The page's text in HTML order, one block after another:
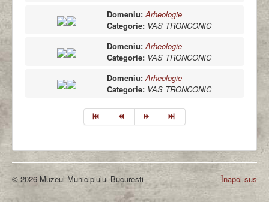
Domeniu:Arheologie
Categorie: VAS TRONCONIC
Domeniu:Arheologie
Categorie: VAS TRONCONIC
Domeniu:Arheologie
Categorie: VAS TRONCONIC
Înapoi sus
© 2026 Muzeul Municipiului Bucuresti